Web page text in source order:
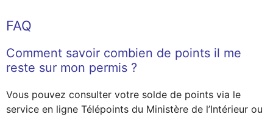
FAQ
Comment savoir combien de points il me
reste sur mon permis ?
Vous pouvez consulter votre solde de points via le
service en ligne Télépoints du Ministère de l’Intérieur ou